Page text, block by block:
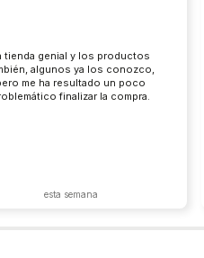
tienda genial y los productos
algunos ya los conozco,
me ha resultado un poco
finalizar la compra.
esta semana